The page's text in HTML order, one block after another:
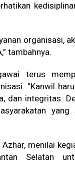
organisasi,
tambahnya.
terus
“Kanwil
dan integritas.
menilai
Selatan